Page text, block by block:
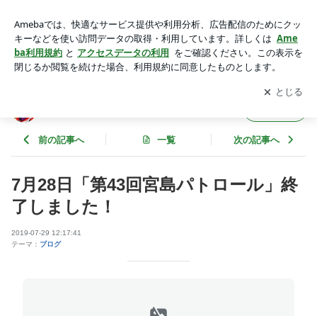
のブログアプリをダウンロードして ブログの更新通知
を受け取りまし
ょう。
開く
前の記事へ 一覧 次の記事へ
7月28日「第43回宮島パトロール」終
了しました！
2019-07-29 12:17:41
テーマ： ブログ